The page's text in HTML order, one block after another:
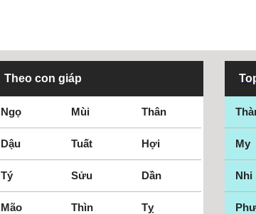
Theo con giáp
Ngọ Mùi Thân
Dậu Tuất Hợi
Tý Sửu Dần
Mão Thìn Tỵ
My
Nhi